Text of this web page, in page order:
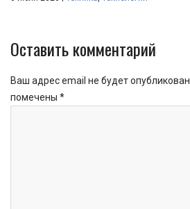
Оставить комментарий
Ваш адрес email не будет опубликован.
помечены *